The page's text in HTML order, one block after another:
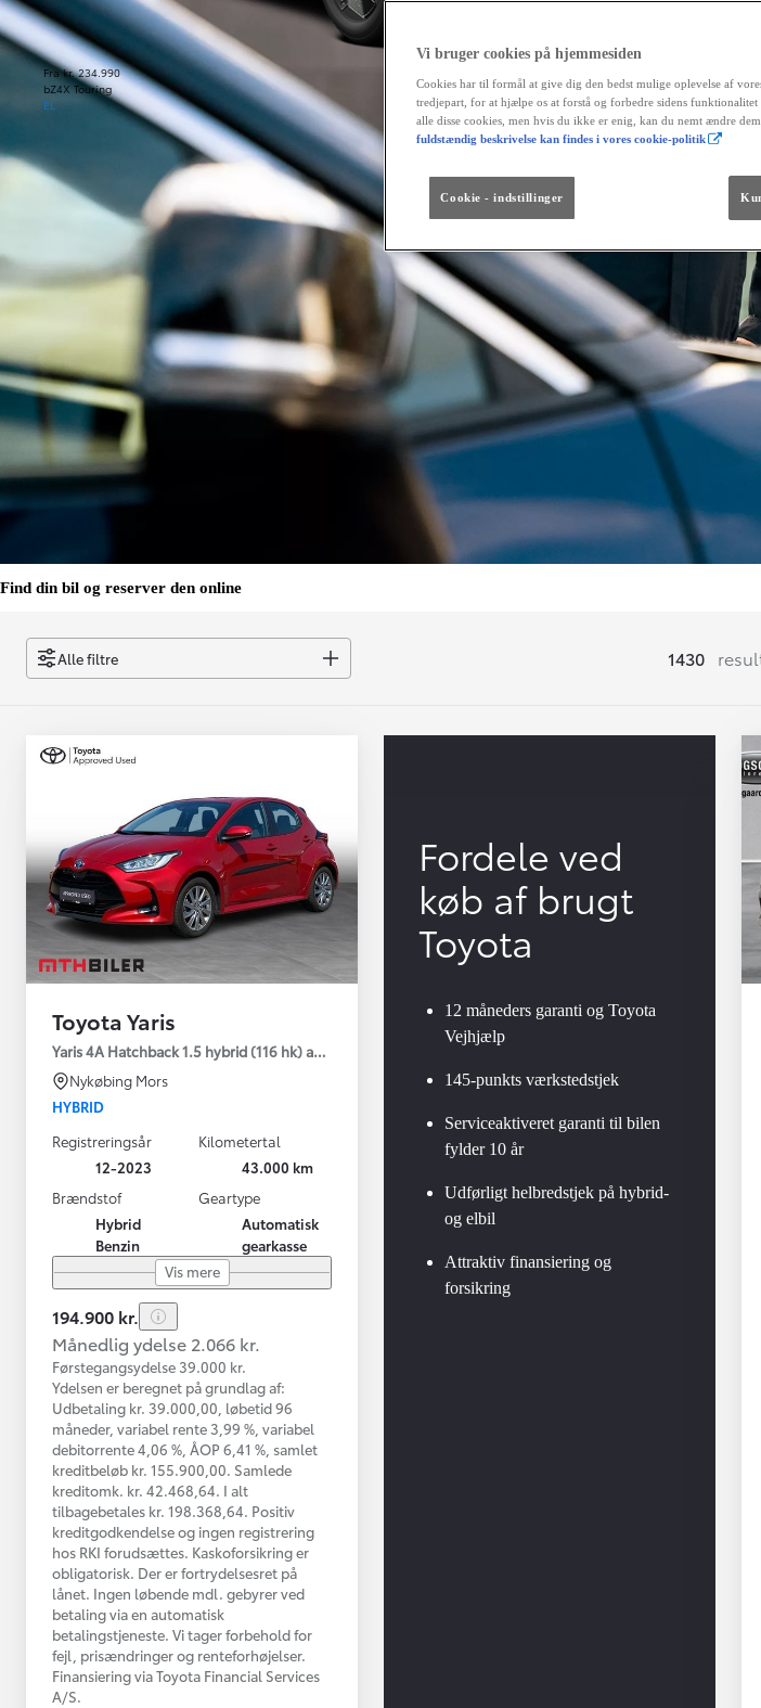
Fra kr. 234.990
bZ4X Touring
EL
Fra kr. 349.990
Find din bil og reserver den online
Alle filtre 1430
Toyota Yaris
Yaris 4A Hatchback 1.5 hybrid (116 hk) aut. gear Active - Technology
Nykøbing Mors
HYBRID
Registreringsår
12-2023
Kilometertal
43.000 km
Brændstof
Hybrid
Benzin
Geartype
Automatisk
gearkasse
Vis mere
194.900 kr.
Månedlig ydelse 2.066 kr.
Førstegangsydelse 39.000 kr.
Ydelsen er beregnet på grundlag af:
Udbetaling kr. 39.000,00, løbetid 96
måneder, variabel rente 3,99 %, variabel
debitorrente 4,06 %, ÅOP 6,41 %, samlet
kreditbeløb kr. 155.900,00. Samlede
kreditomk. kr. 42.468,64. I alt
tilbagebetales kr. 198.368,64. Positiv
kreditgodkendelse og ingen registrering
hos RKI forudsættes. Kaskoforsikring er
obligatorisk. Der er fortrydelsesret på
lånet. Ingen løbende mdl. gebyrer ved
betaling via en automatisk
betalingstjeneste. Vi tager forbehold for
fejl, prisændringer og renteforhøjelser.
Finansiering via Toyota Financial Services
A/S.
Fordele ved
køb af brugt
Toyota
12 måneders garanti og Toyota
Vejhjælp
145-punkts værkstedstjek
Serviceaktiveret garanti til bilen
fylder 10 år
Udførligt helbredstjek på hybrid-
og elbil
Attraktiv finansiering og
forsikring
Vi bruger cookies på hjemmesiden
Cookies har til formål at give dig den bedst mulige oplevelse af
tredjepart, for at hjælpe os at forstå og forbedre sidens
alle disse cookies, men hvis du ikke er enig, kan du nemt ændre
fuldstændig beskrivelse kan findes i vores cookie-politik
Cookie - indstillinger